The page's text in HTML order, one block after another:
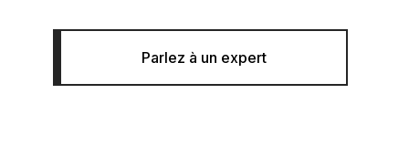
Parlez à un expert